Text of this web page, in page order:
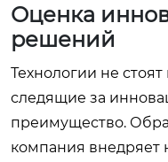
Оценка
решений
Технологии не
следящие за
преимущество.
компания внедряет